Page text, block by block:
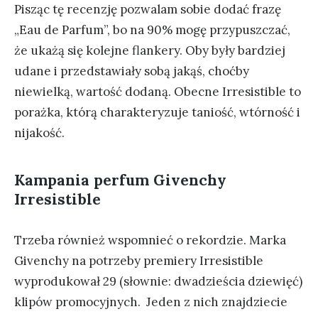
Pisząc tę recenzję pozwalam sobie dodać frazę
„Eau de Parfum”, bo na 90% mogę przypuszczać,
że ukażą się kolejne flankery. Oby były bardziej
udane i przedstawiały sobą jakąś, choćby
niewielką, wartość dodaną. Obecne Irresistible to
porażka, którą charakteryzuje taniość, wtórność i
nijakość.
Kampania perfum Givenchy
Irresistible
Trzeba również wspomnieć o rekordzie. Marka
Givenchy na potrzeby premiery Irresistible
wyprodukował 29 (słownie: dwadzieścia dziewięć)
klipów promocyjnych. Jeden z nich znajdziecie